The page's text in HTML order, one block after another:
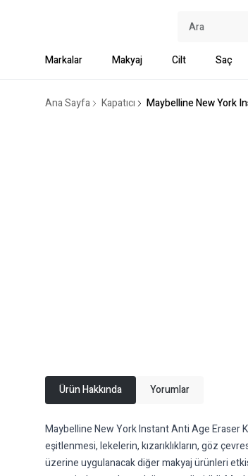
Markalar Makyaj Cilt Saç
Ana Sayfa Kapatıcı Maybelline New York
Ürün Hakkında Yorumlar
Maybelline New York Instant Anti Age Eraser
eşitlenmesi, lekelerin, kızarıklıkların, göz
üzerine uygulanacak diğer makyaj ürünleri